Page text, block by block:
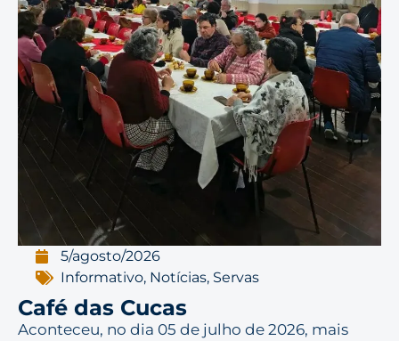
5/agosto/2026
Informativo, Notícias, Servas
Café das Cucas
Aconteceu, no dia 05 de julho de 2026, mais